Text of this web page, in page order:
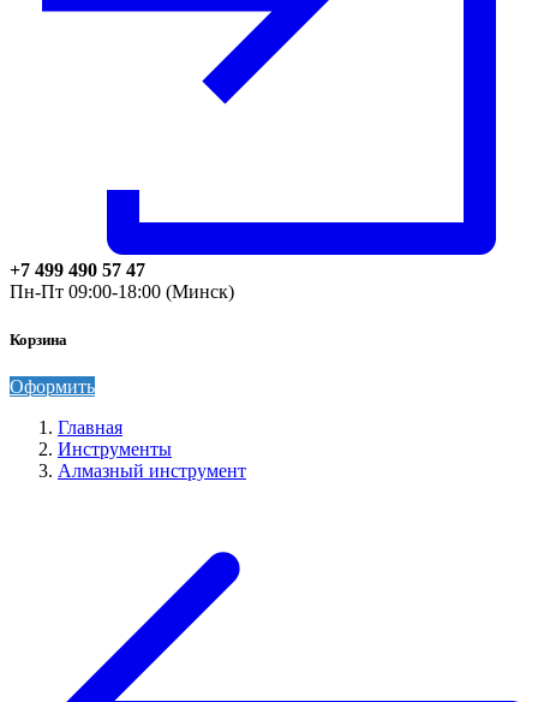
+7 499 490 57 47
Пн-Пт 09:00-18:00 (Минск)
Корзина
Оформить
Главная
Инструменты
Алмазный инструмент